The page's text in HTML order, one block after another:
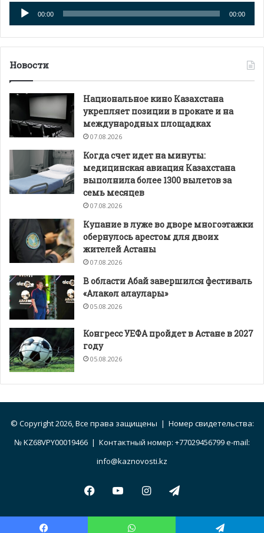
Аудиоплеер
00:00 00:00
Новости
Национальное кино Казахстана
укрепляет позиции в прокате и на
международных площадках
07.08.2026
Когда счет идет на минуты:
медицинская авиация Казахстана
выполнила более 1300 вылетов за
семь месяцев
07.08.2026
Купание в луже во дворе многоэтажки
обернулось арестом для двоих
жителей Астаны
07.08.2026
В области Абай завершился фестиваль
«Алакөл алаулары»
05.08.2026
Конгресс УЕФА пройдет в Астане в 2027
году
05.08.2026
© Copyright 2026, Все права защищены | Номер свидетельства:
№ KZ68VPY00019466 | Контактный номер: +77029456799 e-mail:
info@kaznovosti.kz
Facebook
YouTubeInstagramTelegram